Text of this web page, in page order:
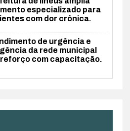
especializado para
com dor crônica.
de urgência e
da rede municipal
com capacitação.